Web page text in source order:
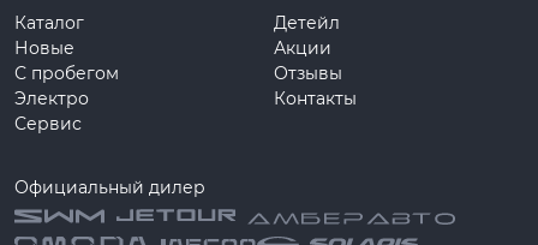
Каталог
Новые
С пробегом
Электро
Сервис
Детейл
Акции
Отзывы
Контакты
Официальный дилер